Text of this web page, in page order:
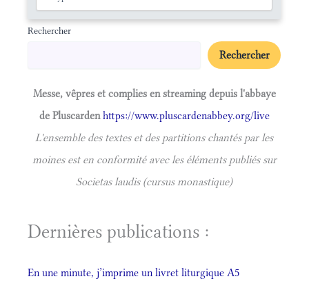
Rechercher
Rechercher
Messe, vêpres et complies en streaming depuis l'abbaye
de Pluscardenhttps://www.pluscardenabbey.org/live
L'ensemble des textes et des partitions chantés par les
moines est en conformité avec les éléments publiés sur
Societas laudis (cursus monastique)
Dernières publications :
En une minute, j’imprime un livret liturgique A5